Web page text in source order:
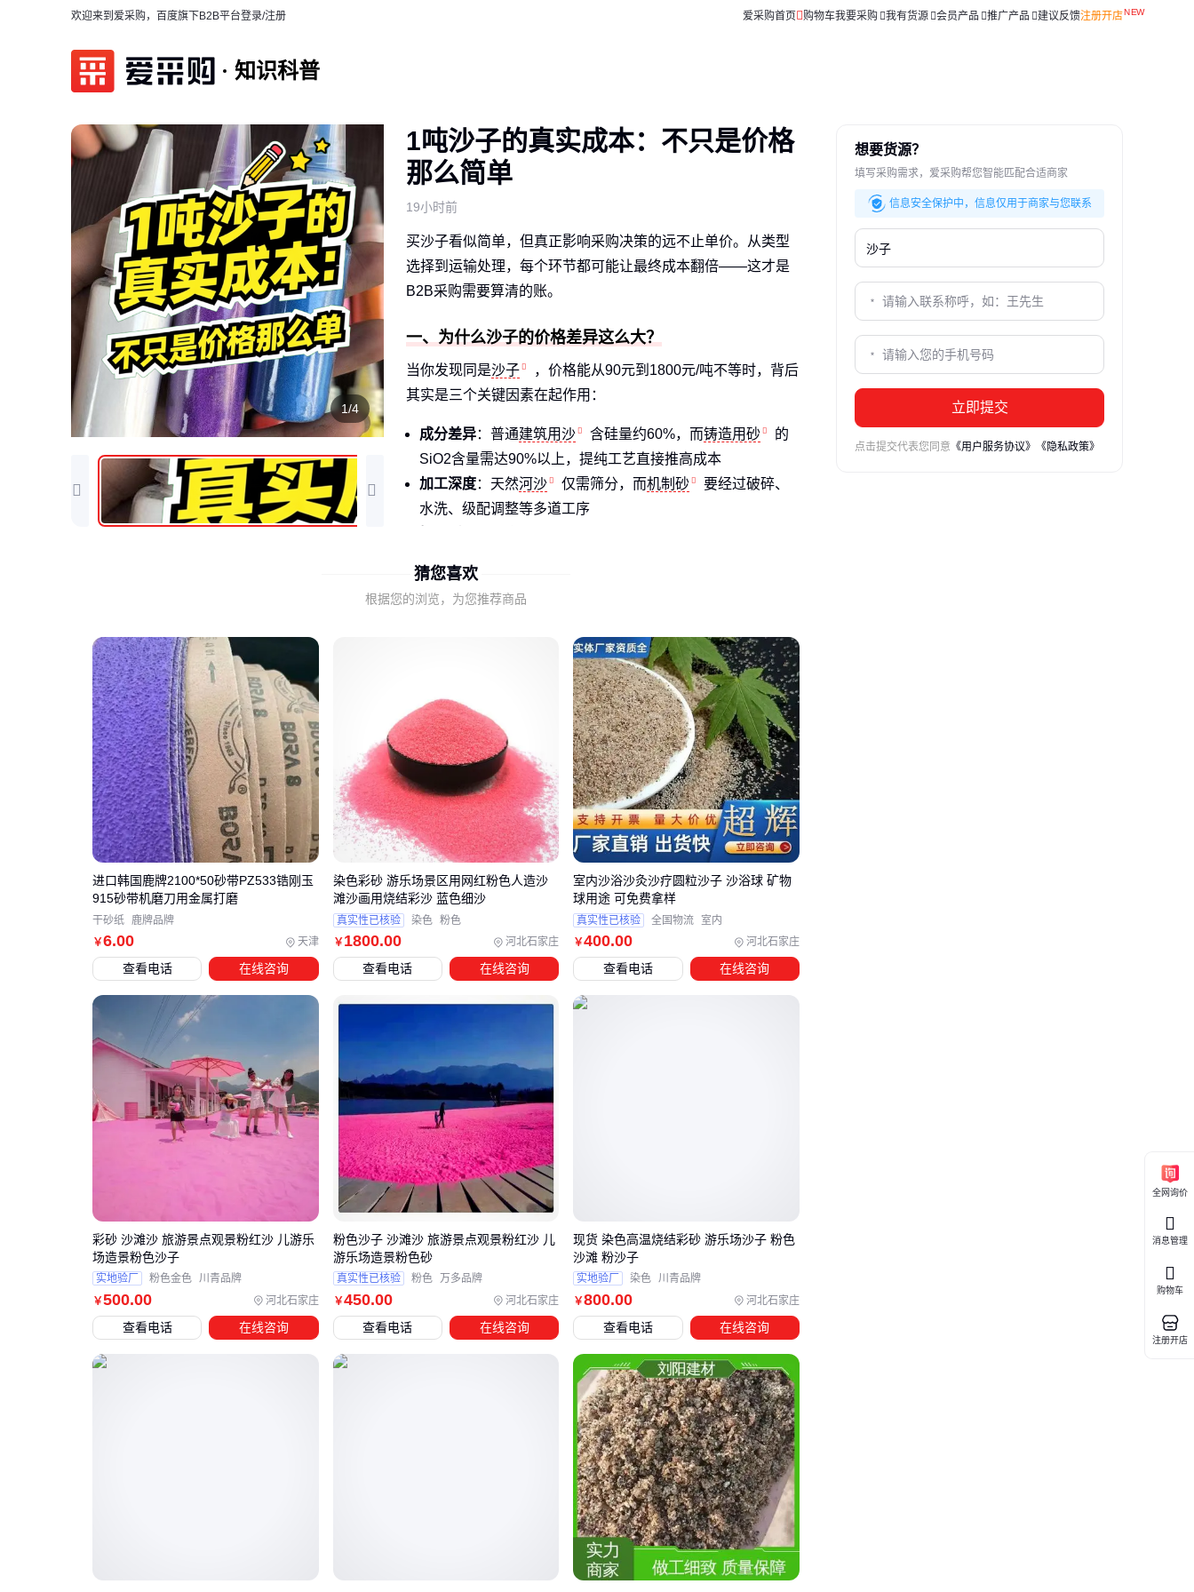
欢迎来到爱采购，百度旗下B2B平台登录/注册 爱采购首页 购物车我要采购 我有货源 会员产品 推广产品 建议反馈注册开店
知识科普
1/4
1吨沙子的真实成本：不只是价格
那么简单
19小时前
买沙子看似简单，但真正影响采购决策的远不止单价。从类型
选择到运输处理，每个环节都可能让最终成本翻倍——这才是
B2B采购需要算清的账。
一、为什么沙子的价格差异这么大？
当你发现同是沙子
，价格能从90元到1800元/吨不等时，背后
其实是三个关键因素在起作用：
成分差异：普通建筑用沙 含硅量约60%，而铸造用砂
的
SiO2含量需达90%以上，提纯工艺直接推高成本
加工深度：天然河沙 仅需筛分，而机制砂
要经过破碎、
水洗、级配调整等多道工序
建筑工地常用的烘干河沙多在90-160元/吨，但若误选了景观用
⚡ 结论：先明确用途再问价，否则比较毫无意义
二、沙子类型与适用场景的匹配原则
不同项目对沙子的要求本质上是四个维度的博弈：
：混凝土用沙需要高抗压强度（100MPa级），而
过滤砂
更看重孔隙率和吸附性
洁净度门槛：儿童娱乐场要求含泥量<0.01%，建筑砂浆可放
宽到1%
耐久性指标：户外造景用沙需抗暴晒不变色，室内装修则更
关注白度
环保合规
：接触皮肤的玩具沙必须通过重金属检测，工业场
特别要注意的是，海沙
因含氯离子会腐蚀钢筋，在建筑工程
中已被明令禁止，但仍是人造沙滩的常用选项。
三、如何根据项目需求选择最经济的沙子？
场景 推荐类型
混凝土搅拌 天然河沙
景观造景 染色煅烧砂
运输半径<50公里
对用量大的基建项目，机制砂正在成为新选择：
原料易得（可用建筑废料）
级配可控（通过调整破碎参数）
价格稳定（不受河道禁采影响）
但要注意初期设备投入较高，适合年用量超5万吨的项目摊薄成
，选择时重点关注：
供应商距工地距离（运费可能超过物料本身）
猜您喜欢
根据您的浏览，为您推荐商品
￥6.00 天津
进口韩国鹿牌2100*50砂带PZ533锆刚玉
915砂带机磨刀用金属打磨
干砂纸 鹿牌品牌
查看电话 在线咨询
￥ 1800.00 河北石家庄
染色彩砂 游乐场景区用网红粉色人造沙
滩沙画用烧结彩沙 蓝色细沙
真实性已核验 染色 粉色
查看电话 在线咨询
￥400.00 河北石家庄
室内沙浴沙灸沙疗圆粒沙子 沙浴球 矿物
球用途 可免费拿样
真实性已核验 全国物流 室内
查看电话 在线咨询
￥500.00 河北石家庄
彩砂 沙滩沙 旅游景点观景粉红沙 儿游乐
场造景粉色沙子
实地验厂 粉色金色 川青品牌
查看电话 在线咨询
￥450.00 河北石家庄
粉色沙子 沙滩沙 旅游景点观景粉红沙 儿
游乐场造景粉色砂
真实性已核验 粉色 万多品牌
查看电话 在线咨询
￥800.00 河北石家庄
现货 染色高温烧结彩砂 游乐场沙子 粉色
沙滩 粉沙子
实地验厂 染色 川青品牌
查看电话 在线咨询
想要货源？
填写采购需求，爱采购帮您智能匹配合适商家
信息安全保护中，信息仅用于商家与您联系
立即提交
点击提交代表您同意 《用户服务协议》 《隐私政策》
全网询价
消息管理
购物车
注册开店